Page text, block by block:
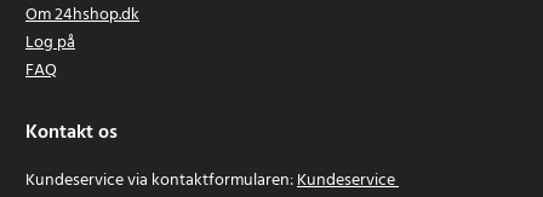
Om 24hshop.dk
Log på
FAQ
Kontakt os
Kundeservice via kontaktformularen:Kundeservice